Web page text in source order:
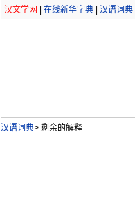
汉文学网 在线新华字典| 汉语词典|
汉语词典>剩余的解释